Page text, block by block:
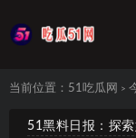
当前位置： 51吃瓜网 >
51黑料日报：探